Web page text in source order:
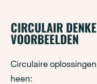
CIRCULAIR
VOORBEELDEN
Circulaire
heen: